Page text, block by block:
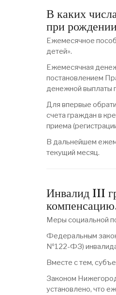
В каких
при
Ежемесячное
детей».
Ежемесячная
постановлением
денежной выплаты
Для впервые
счета граждан в
приема
В дальнейшем
текущий месяц.
Инвалид III
Меры социальной
Федеральным
№122-ФЗ)
Вместе с тем,
Законом
установлено, что